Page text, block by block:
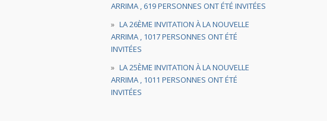
ARRIMA , 619 PERSONNES ONT ÉTÉ INVITÉES
LA 26ÈME INVITATION À LA NOUVELLE
ARRIMA , 1017 PERSONNES ONT ÉTÉ
INVITÉES
LA 25ÈME INVITATION À LA NOUVELLE
ARRIMA , 1011 PERSONNES ONT ÉTÉ
INVITÉES